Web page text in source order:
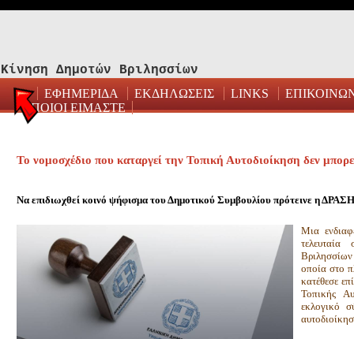
Κίνηση Δημοτών Βριλησσίων
ΕΦΗΜΕΡΙΔΑ ΕΚΔΗΛΩΣΕΙΣ LINKS
ΠΟΙΟΙ ΕΙΜΑΣΤΕ
Το νομοσχέδιο που καταργεί την Τοπική Αυτοδιοίκηση δεν
Να επιδιωχθεί κοινό ψήφισμα του Δημοτικού Συμβουλίου πρότεινε η ΔΡΑΣΗ
Μια
τελευταία
οποία στο
κατέθεσε
Τοπικής
εκλογικό